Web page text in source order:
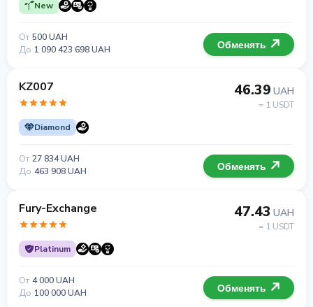
New
От 500 UAH
До 1 090 423 698 UAH Обменять
KZ007
Diamond
46.39 UAH
= 1 USDT
От 27 834 UAH
До 463 908 UAH Обменять
Fury-Exchange
Platinum
47.43 UAH
= 1 USDT
От 4 000 UAH
До 100 000 UAH Обменять